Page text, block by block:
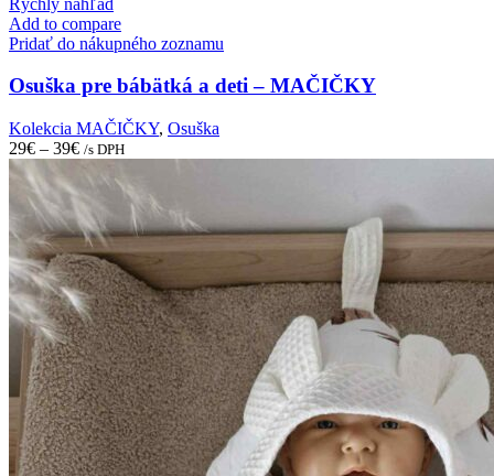
has
multiple
The
may
be
chosen
on
the
product
page
Add to compare
Pridať do nákupného zoznamu
Osuška pre bábätká a deti – MAČIČKY
Kolekcia MAČIČKY, Osuška
29€ – 39€ /s DPH